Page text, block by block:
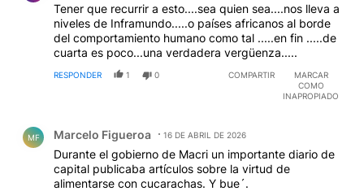
Tener que recurrir a esto....sea quien sea....nos lleva a
niveles de Inframundo.....o países africanos al borde
del comportamiento humano como tal .....en fin .....de
cuarta es poco...una verdadera vergüenza.....
RESPONDER 1 0 COMPARTIR
MARCAR
COMO
INAPROPIADO
MF Marcelo Figueroa 16 DE ABRIL DE 2026
Durante el gobierno de Macri un importante diario de
capital publicaba artículos sobre la virtud de
alimentarse con cucarachas. Y bue´.